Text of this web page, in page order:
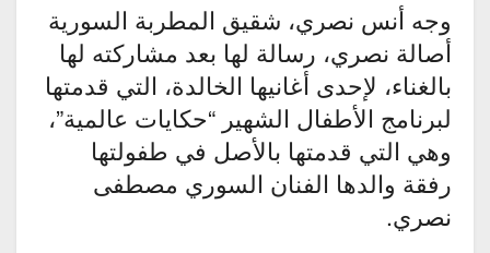
وجه أنس نصري، شقيق المطربة السورية
أصالة نصري، رسالة لها بعد مشاركته لها
بالغناء، لإحدى أغانيها الخالدة، التي قدمتها
لبرنامج الأطفال الشهير “حكايات عالمية”،
وهي التي قدمتها بالأصل في طفولتها
رفقة والدها الفنان السوري مصطفى
نصري.